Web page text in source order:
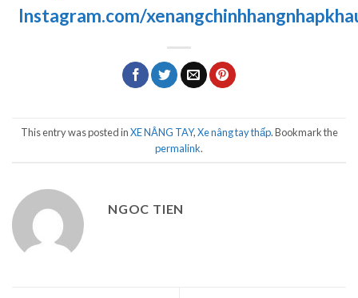
Instagram.com/
This entry was posted inXE NÂNG TAY,Xe nâng tay thấp. Bookmark the
permalink.
NGOC TIEN